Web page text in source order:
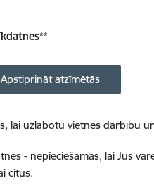
**
Apstiprināt atzīmētās
lai uzlabotu vietnes darbību
- nepieciešamas, lai Jūs
citus.